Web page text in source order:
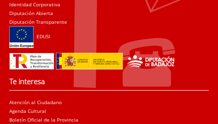
Identidad Corporativa
Diputación Abierta
Diputación Transparente
EDUSI
Te interesa
Atención al Ciudadano
Agenda Cultural
Boletín Oficial de la Provincia